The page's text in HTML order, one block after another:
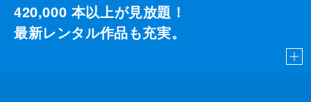
420,000 本以上が見放題！
最新レンタル作品も充実。